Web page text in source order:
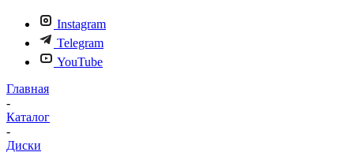
Instagram
Telegram
YouTube
Главная
-
Каталог
-
Диски